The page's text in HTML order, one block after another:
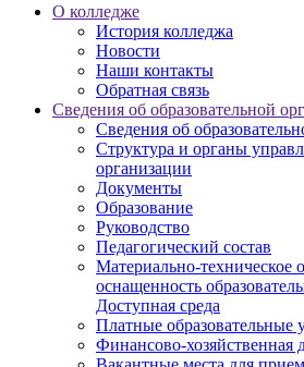
О колледже
История колледжа
Новости
Наши контакты
Обратная связь
Сведения об образовательной
Сведения об
Структура и органы
организации
Документы
Образование
Руководство
Педагогический состав
Материально-техническое
оснащенность
Доступная среда
Платные образовательные
Финансово-хозяйственная